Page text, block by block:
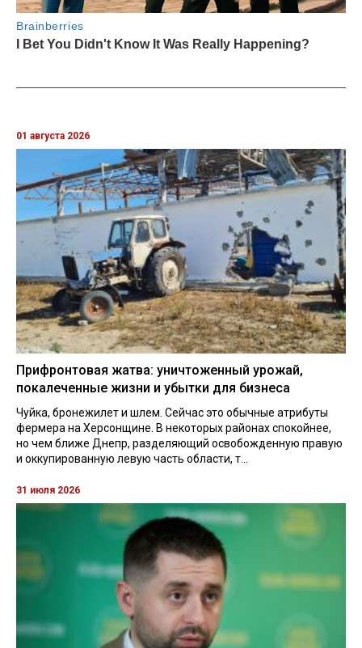
01 августа 2026
Прифронтовая жатва: уничтоженный урожай,
покалеченные жизни и убытки для бизнеса
Чуйка, бронежилет и шлем. Сейчас это обычные атрибуты
фермера на Херсонщине. В некоторых районах спокойнее,
но чем ближе Днепр, разделяющий освобожденную правую
и оккупированную левую часть области, т...
31 июля 2026